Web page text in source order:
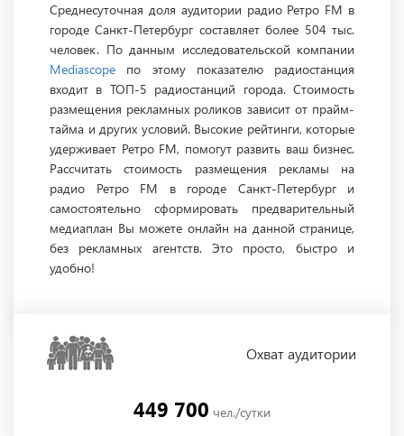
Среднесуточная доля аудитории радио Ретро FM в
городе Санкт-Петербург составляет более 504 тыс.
человек. По данным исследовательской компании
Mediascope по этому показателю радиостанция
входит в ТОП-5 радиостанций города. Стоимость
размещения рекламных роликов зависит от прайм-
тайма и других условий. Высокие рейтинги, которые
удерживает Ретро FM, помогут развить ваш бизнес.
Рассчитать стоимость размещения рекламы на
радио Ретро FM в городе Санкт-Петербург и
самостоятельно сформировать предварительный
медиаплан Вы можете онлайн на данной странице,
без рекламных агентств. Это просто, быстро и
удобно!
Охватаудитории
449 700 чел./сутки